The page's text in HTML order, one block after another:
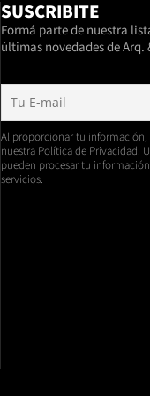
SUSCRIBITE
Formá parte de nuestra
últimas novedades de Arq.
Al proporcionar tu información,
nuestra Política de Privacidad.
pueden procesar tu
servicios.